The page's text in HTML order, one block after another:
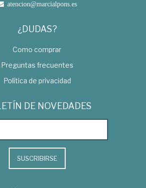
atencion@marcialpons.es
¿DUDAS?
Como comprar
Preguntas frecuentes
Política de privacidad
DE NOVEDADES
SUSCRIBIRSE